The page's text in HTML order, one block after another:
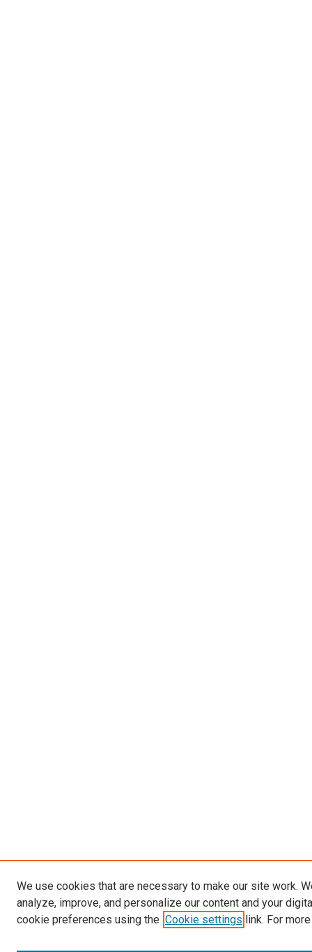
We use cookies that are necessary to make our site work.
analyze, improve, and personalize our content and your
cookie preferences using the Cookie settings link. For